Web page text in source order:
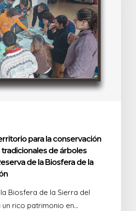
para la conservación
de árboles
de la Biosfera de la
Biosfera de la Sierra del
rico patrimonio en…